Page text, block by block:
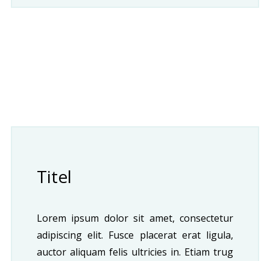
Titel
Lorem ipsum dolor sit amet, consectetur
adipiscing elit. Fusce placerat erat ligula,
auctor aliquam felis ultricies in. Etiam trug